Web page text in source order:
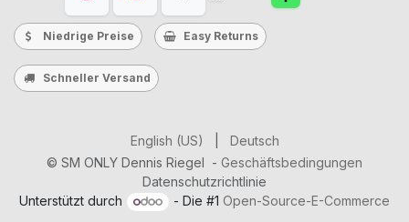
Niedrige Preise Easy Returns
Schneller Versand
© SM ONLY Dennis Riegel - Geschäftsbedingungen
Datenschutzrichtlinie
English (US) Deutsch
Unterstützt durch - Die #1Open-Source-E-Commerce